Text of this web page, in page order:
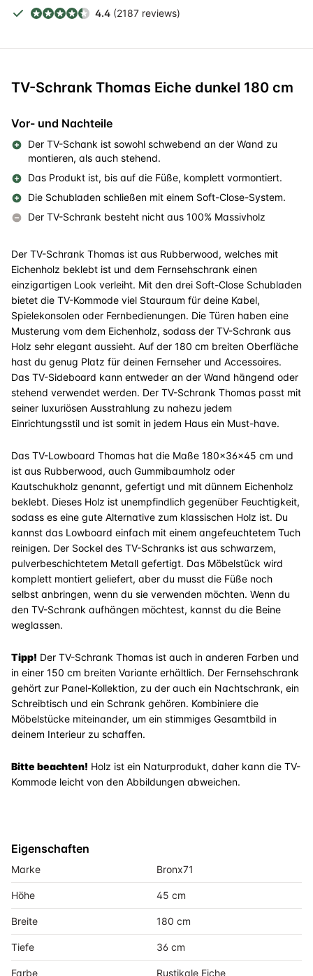
4.4 (2187 reviews)
TV-Schrank Thomas Eiche dunkel 180 cm
Vor- und Nachteile
Der TV-Schank ist sowohl schwebend an der Wand zu
montieren, als auch stehend.
Das Produkt ist, bis auf die Füße, komplett vormontiert.
Die Schubladen schließen mit einem Soft-Close-System.
Der TV-Schrank besteht nicht aus 100% Massivholz
Der TV-Schrank Thomas ist aus Rubberwood, welches mit
Eichenholz beklebt ist und dem Fernsehschrank einen
einzigartigen Look verleiht. Mit den drei Soft-Close Schubladen
bietet die TV-Kommode viel Stauraum für deine Kabel,
Spielekonsolen oder Fernbedienungen. Die Türen haben eine
Musterung vom dem Eichenholz, sodass der TV-Schrank aus
Holz sehr elegant aussieht. Auf der 180 cm breiten Oberfläche
hast du genug Platz für deinen Fernseher und Accessoires.
Das TV-Sideboard kann entweder an der Wand hängend oder
stehend verwendet werden. Der TV-Schrank Thomas passt mit
seiner luxuriösen Ausstrahlung zu nahezu jedem
Einrichtungsstil und ist somit in jedem Haus ein Must-have.
Das TV-Lowboard Thomas hat die Maße 180x36x45 cm und
ist aus Rubberwood, auch Gummibaumholz oder
Kautschukholz genannt, gefertigt und mit dünnem Eichenholz
beklebt. Dieses Holz ist unempfindlich gegenüber Feuchtigkeit,
sodass es eine gute Alternative zum klassischen Holz ist. Du
kannst das Lowboard einfach mit einem angefeuchtetem Tuch
reinigen. Der Sockel des TV-Schranks ist aus schwarzem,
pulverbeschichtetem Metall gefertigt. Das Möbelstück wird
komplett montiert geliefert, aber du musst die Füße noch
selbst anbringen, wenn du sie verwenden möchten. Wenn du
den TV-Schrank aufhängen möchtest, kannst du die Beine
weglassen.
Tipp! Der TV-Schrank Thomas ist auch in anderen Farben und
in einer 150 cm breiten Variante erhältlich. Der Fernsehschrank
gehört zur Panel-Kollektion, zu der auch ein Nachtschrank, ein
Schreibtisch und ein Schrank gehören. Kombiniere die
Möbelstücke miteinander, um ein stimmiges Gesamtbild in
deinem Interieur zu schaffen.
Bitte beachten! Holz ist ein Naturprodukt, daher kann die TV-
Kommode leicht von den Abbildungen abweichen.
Eigenschaften
Marke Bronx71
Höhe 45 cm
Breite 180 cm
Tiefe 36 cm
Farbe Rustikale Eiche